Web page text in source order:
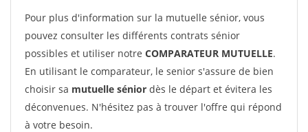
Pour plus d'information sur la mutuelle sénior, vous
pouvez consulter les différents contrats sénior
possibles et utiliser notre COMPARATEUR MUTUELLE.
En utilisant le comparateur, le senior s'assure de bien
choisir sa mutuelle sénior dès le départ et évitera les
déconvenues. N'hésitez pas à trouver l'offre qui répond
à votre besoin.